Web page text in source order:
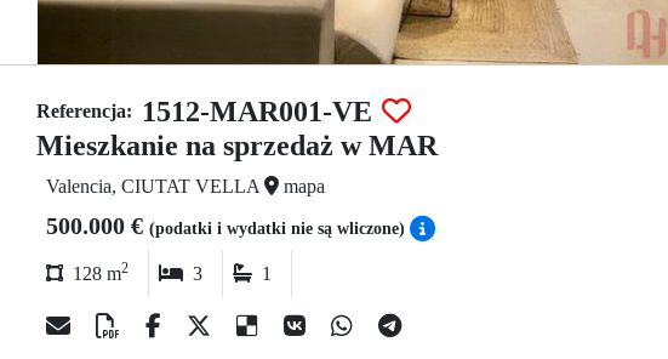
Referencja:
1512-MAR001-VE
Mieszkanie na sprzedaż w MAR
Valencia, CIUTAT VELLA mapa
500.000 € (podatki i wydatki nie są wliczone)
128 m2 3 1